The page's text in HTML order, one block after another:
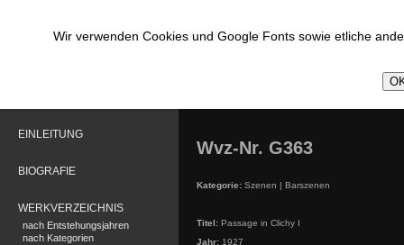
Wir verwenden Cookies und Google Fonts sowie etliche
EINLEITUNG
BIOGRAFIE
WERKVERZEICHNIS
nach Entstehungsjahren
nach Kategorien
Wvz-Nr. G363
Kategorie: Szenen | Barszenen
Titel: Passage in Clichy I
Jahr: 1927